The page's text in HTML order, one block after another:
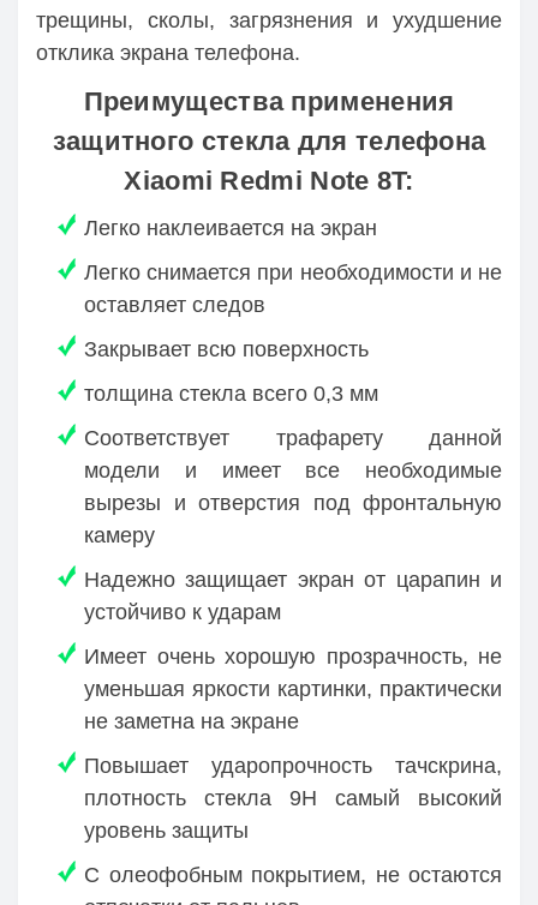
трещины, сколы, загрязнения и ухудшение
отклика экрана телефона.
Преимущества применения
защитного стекла для телефона
Xiaomi Redmi Note 8T:
Легко наклеивается на экран
Легко снимается при необходимости и не
оставляет следов
Закрывает всю поверхность
толщина стекла всего 0,3 мм
Соответствует трафарету данной
модели и имеет все необходимые
вырезы и отверстия под фронтальную
камеру
Надежно защищает экран от царапин и
устойчиво к ударам
Имеет очень хорошую прозрачность, не
уменьшая яркости картинки, практически
не заметна на экране
Повышает ударопрочность тачскрина,
плотность стекла 9H самый высокий
уровень защиты
С олеофобным покрытием, не остаются